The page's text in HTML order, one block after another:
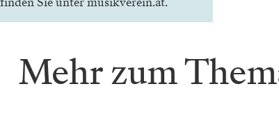
Mehr zum